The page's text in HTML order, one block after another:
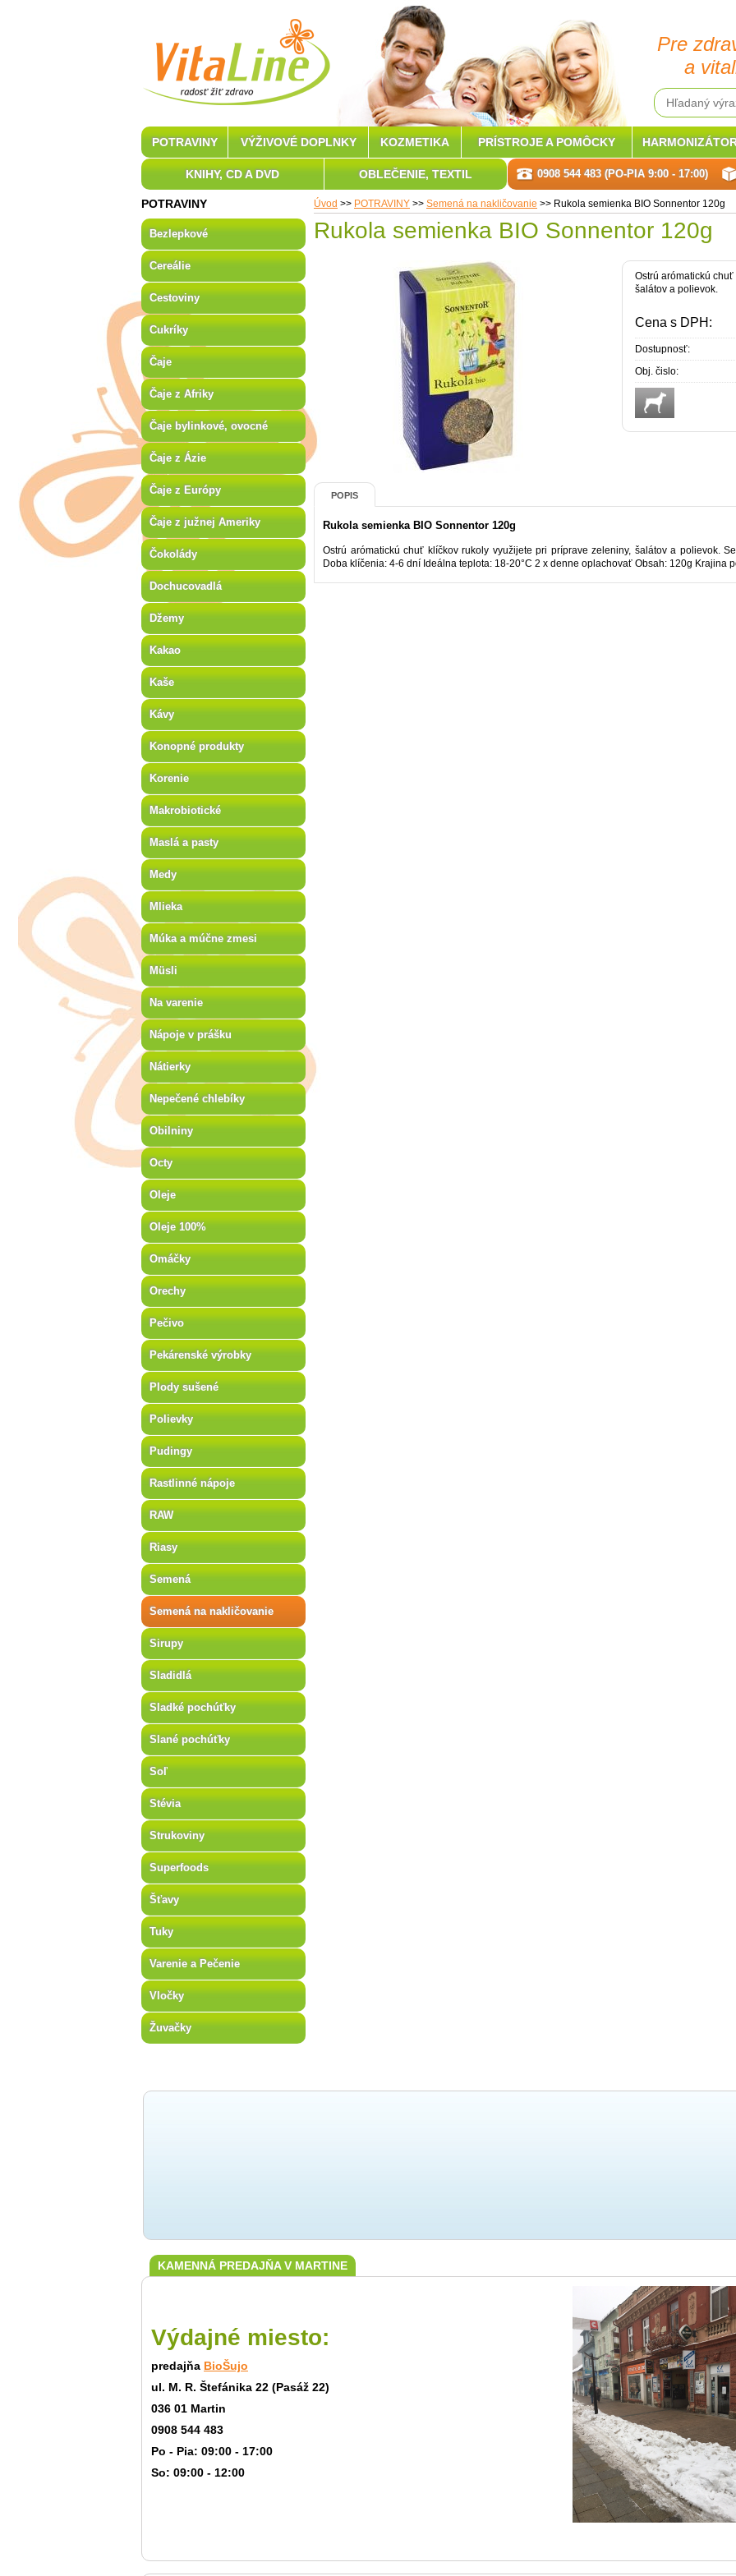
Pre
a
Úvod >> POTRAVINY >> Semená na nakličovanie >> Rukola semienka BIO Sonnentor 120g
Rukola semienka BIO Sonnentor 120g
Ostrú arómatickú
šalátov a polievok.
Cena s DPH:
Dostupnosť:
Obj. čislo:
POPIS
Rukola semienka BIO Sonnentor 120g
Ostrú arómatickú chuť klíčkov rukoly využijete pri príprave zeleniny, šalátov a polievok.
Doba klíčenia: 4-6 dní Ideálna teplota: 18-20°C 2 x denne oplachovať Obsah: 120g Krajina
POTRAVINY
Bezlepkové
Cereálie
Cestoviny
Cukríky
Čaje
Čaje z Afriky
Čaje bylinkové, ovocné
Čaje z Ázie
Čaje z Európy
Čaje z južnej Ameriky
Čokolády
Dochucovadlá
Džemy
Kakao
Kaše
Kávy
Konopné produkty
Korenie
Makrobiotické
Maslá a pasty
Medy
Mlieka
Múka a múčne zmesi
Müsli
Na varenie
Nápoje v prášku
Nátierky
Nepečené chlebíky
Obilniny
Octy
Oleje
Oleje 100%
Omáčky
Orechy
Pečivo
Pekárenské výrobky
Plody sušené
Polievky
Pudingy
Rastlinné nápoje
RAW
Riasy
Semená
Semená na nakličovanie
Sirupy
Sladidlá
Sladké pochúťky
Slané pochúťky
Soľ
Stévia
Strukoviny
Superfoods
Šťavy
Tuky
Varenie a Pečenie
Vločky
Žuvačky
KAMENNÁ PREDAJŇA V MARTINE
Výdajné miesto:
predajňa BioŠujo
ul. M. R. Štefánika 22 (Pasáž 22)
036 01 Martin
0908 544 483
Po - Pia: 09:00 - 17:00
So: 09:00 - 12:00
POTRAVINY VÝŽIVOVÉ DOPLNKY KOZMETIKA PRÍSTROJE A POMÔCKY
KNIHY, CD A DVD OBLEČENIE, TEXTIL 0908 544 483 (PO-PIA 9:00 - 17:00)